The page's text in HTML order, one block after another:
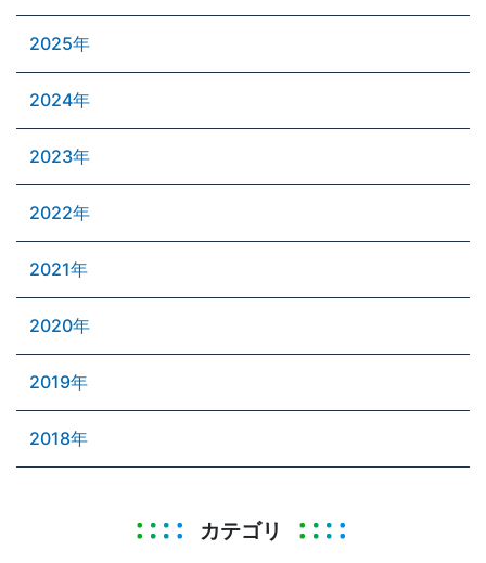
2025年
2024年
2023年
2022年
2021年
2020年
2019年
2018年
カテゴリ